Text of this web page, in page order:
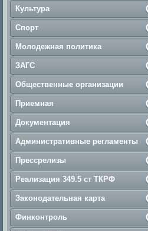
Культура
Спорт
Молодежная политика
ЗАГС
Общественные организации
Приемная
Документация
Административные регламенты
Прессрелизы
Реализация 349.5 ст ТКРФ
Законодательная карта
Финконтроль